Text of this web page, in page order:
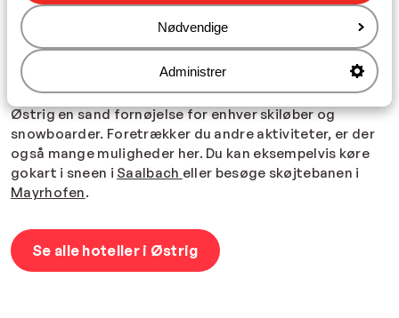
Nødvendige
Administrer
lejligheder, hvor du kan forkæle dig selv med spa- og
wellnessfaciliteter efter en lang dag på pisterne.
På eventyr fra dit hotel i Østrig
Med kilometervis af varierede pister er enskiferiei
Østrig en sand fornøjelse for enhver skiløber og
snowboarder. Foretrækker du andre aktiviteter, er der
også mange muligheder her. Du kan eksempelvis køre
gokart i sneen i Saalbach eller besøge skøjtebanen i
Mayrhofen.
Se alle hoteller i Østrig